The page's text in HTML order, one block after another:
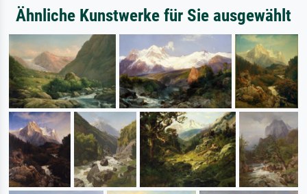
Ähnliche Kunstwerke für Sie ausgewählt